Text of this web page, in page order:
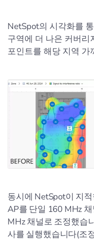
NetSpot의 시각화를
구역에 더 나은 커버리
포인트를 해당 지역
동시에 NetSpot이 지
AP를 단일 160 MHz
MHz 채널로 조정했습
사를 실행했습니다(조